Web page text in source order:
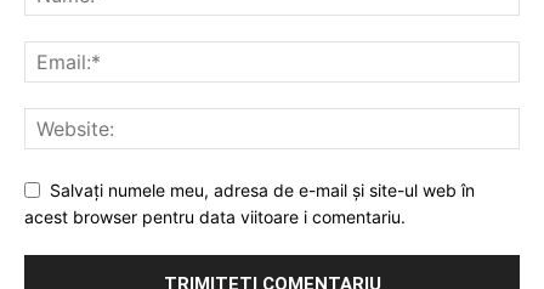
Salvați numele meu, adresa de e-mail și site-ul web în
acest browser pentru data viitoare i comentariu.